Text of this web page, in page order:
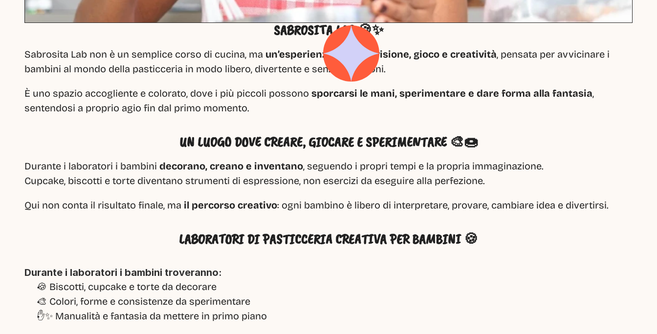
SABROSITA LAB 🍪✨
Sabrosita Lab non è un semplice corso di cucina, ma un’esperienza di condivisione, gioco e creatività, pensata per avvicinare i
bambini al mondo della pasticceria in modo libero, divertente e senza pressioni.
È uno spazio accogliente e colorato, dove i più piccoli possono sporcarsi le mani, sperimentare e dare forma alla fantasia,
sentendosi a proprio agio fin dal primo momento.
UN LUOGO DOVE CREARE, GIOCARE E SPERIMENTARE 🎨🍩
Durante i laboratori i bambini decorano, creano e inventano, seguendo i propri tempi e la propria immaginazione.
Cupcake, biscotti e torte diventano strumenti di espressione, non esercizi da eseguire alla perfezione.
Qui non conta il risultato finale, ma il percorso creativo: ogni bambino è libero di interpretare, provare, cambiare idea e divertirsi.
LABORATORI DI PASTICCERIA CREATIVA PER BAMBINI 🍪
Durante i laboratori i bambini troveranno:
🍪 Biscotti, cupcake e torte da decorare
🎨 Colori, forme e consistenze da sperimentare
✋✨ Manualità e fantasia da mettere in primo piano